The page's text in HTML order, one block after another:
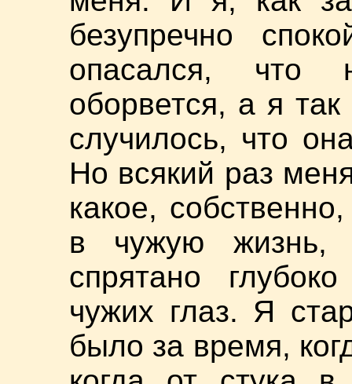
безупречно
опасался, что
оборвется, а я
случилось, что
Но всякий раз
какое,
в чужую жизнь,
спрятано
чужих глаз. Я
было за время,